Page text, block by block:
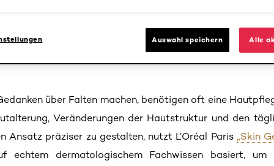
über Falten machen, benötigen oft eine
Veränderungen der Hautstruktur und den
Ansatz präziser zu gestalten, nutzt L’Oréal Paris „Skin
echtem dermatologischem Fachwissen basiert, um
Auswahl speichern Alle